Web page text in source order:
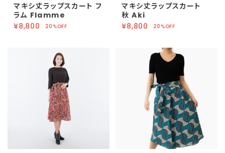
マキシ丈ラップスカート フ
ラム Flamme
¥8,800
20%OFF
マキシ丈ラップスカート
秋 Aki
¥8,800
20%OFF